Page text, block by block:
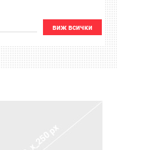
виж всички